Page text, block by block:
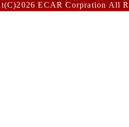
ECAR Corpration All